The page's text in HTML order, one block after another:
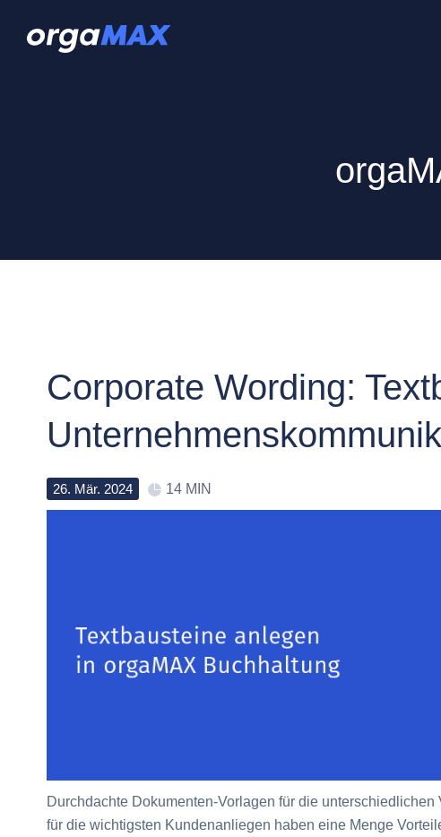
Corporate Wording:
26. Mär. 2024 14 MIN
Durchdachte Dokumenten-Vorlagen für die
für die wichtigsten Kundenanliegen haben eine Menge